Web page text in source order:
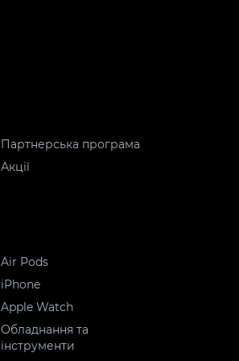
Партнерська програма
Акції
Air Pods
iPhone
Apple Watch
Обладнання та
інструменти